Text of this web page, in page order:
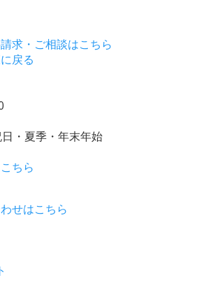
求・ご相談はこちら
戻る
・夏季・年末年始
ちら
せはこちら